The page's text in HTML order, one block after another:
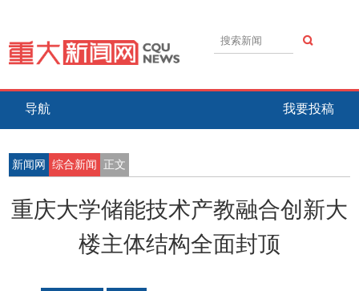
导航 我要投稿
新闻网 综合新闻 正文
重庆大学储能技术产教融合创新大
楼主体结构全面封顶